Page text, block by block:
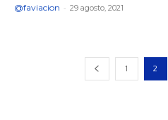
@faviacion - 29 agosto, 2021
1 2